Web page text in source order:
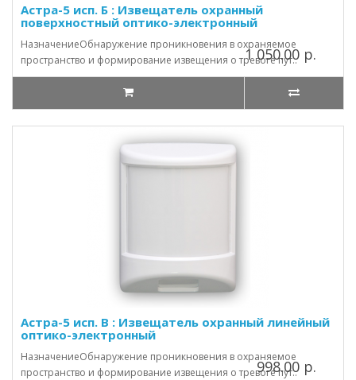
Астра-5 исп. Б : Извещатель охранный
поверхностный оптико-электронный
НазначениеОбнаружение проникновения в охраняемое
пространство и формирование извещения о тревоге пут..
1 050.00 р.
Астра-5 исп. В : Извещатель охранный линейный
оптико-электронный
НазначениеОбнаружение проникновения в охраняемое
пространство и формирование извещения о тревоге пут..
998.00 р.